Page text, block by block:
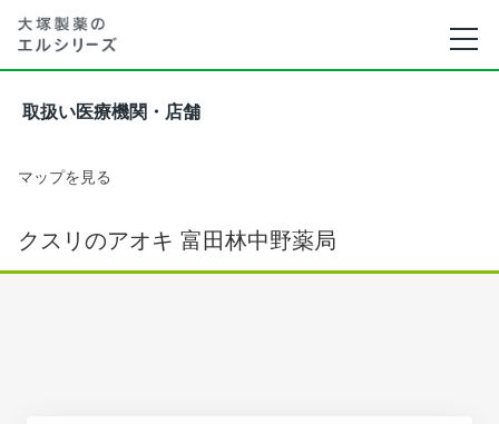
取扱い医療機関・店舗
マップを見る
クスリのアオキ 富田林中野薬局